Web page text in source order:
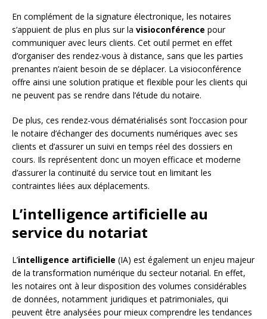
En complément de la signature électronique, les notaires
s’appuient de plus en plus sur la visioconférence pour
communiquer avec leurs clients. Cet outil permet en effet
d’organiser des rendez-vous à distance, sans que les parties
prenantes n’aient besoin de se déplacer. La visioconférence
offre ainsi une solution pratique et flexible pour les clients qui
ne peuvent pas se rendre dans l’étude du notaire.
De plus, ces rendez-vous dématérialisés sont l’occasion pour
le notaire d’échanger des documents numériques avec ses
clients et d’assurer un suivi en temps réel des dossiers en
cours. Ils représentent donc un moyen efficace et moderne
d’assurer la continuité du service tout en limitant les
contraintes liées aux déplacements.
L’intelligence artificielle au
service du notariat
L’intelligence artificielle (IA) est également un enjeu majeur
de la transformation numérique du secteur notarial. En effet,
les notaires ont à leur disposition des volumes considérables
de données, notamment juridiques et patrimoniales, qui
peuvent être analysées pour mieux comprendre les tendances